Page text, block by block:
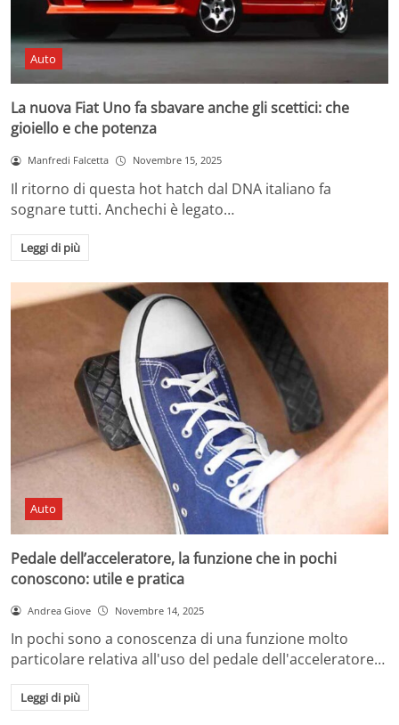
Auto
La nuova Fiat Uno fa sbavare anche gli scettici: che
gioiello e che potenza
Manfredi Falcetta Novembre 15, 2025
Il ritorno di questa hot hatch dal DNA italiano fa
sognare tutti. Anchechi è legato…
Leggi di più
Auto
Pedale dell’acceleratore, la funzione che in pochi
conoscono: utile e pratica
Andrea Giove Novembre 14, 2025
In pochi sono a conoscenza di una funzione molto
particolare relativa all'uso del pedale dell'acceleratore…
Leggi di più